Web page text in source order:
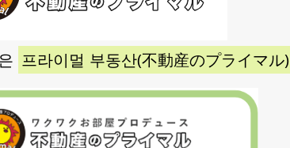
프라이멀 부동산(不動産のプライマル)